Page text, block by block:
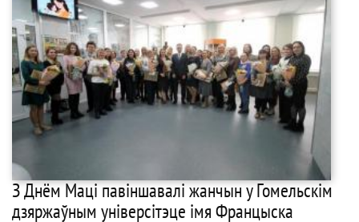
З Днём Маці павіншавалі жанчын у Гомельскім
дзяржаўным універсітэце імя Францыска